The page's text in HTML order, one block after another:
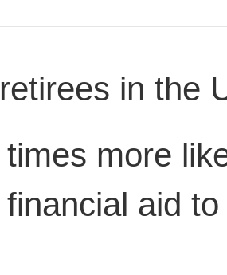
retirees in the
times more
financial aid